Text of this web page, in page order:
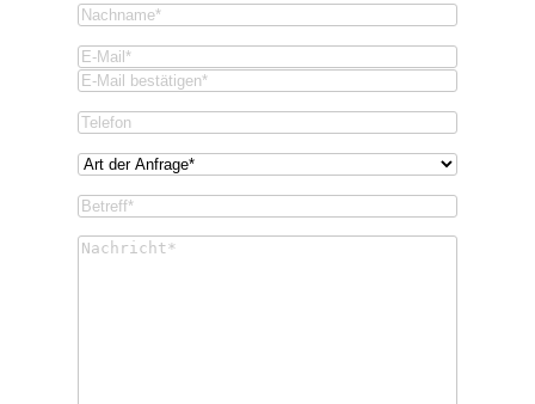
Nachname
Email(Required)
Email
Email
Phone
Art
Anfrage*
(Required)
Betreff*
Untitled(Required)